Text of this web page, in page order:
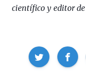
científico y editor
Compartir